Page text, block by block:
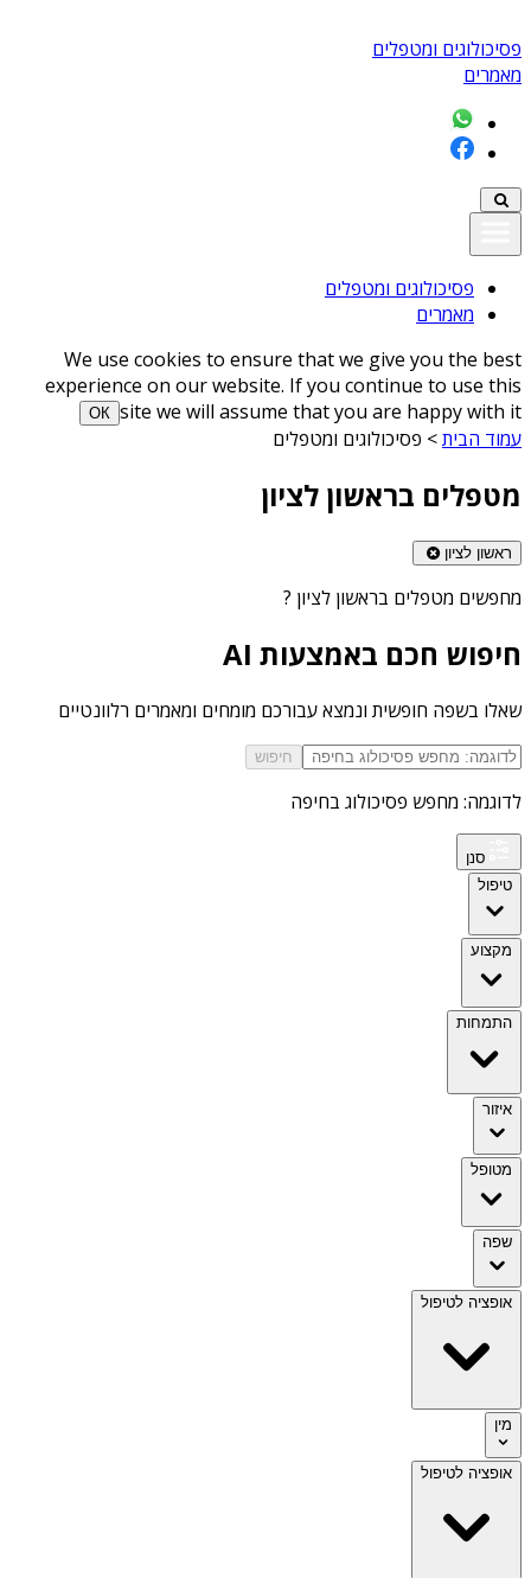
פסיכולוגים ומטפלים
מאמרים
פסיכולוגים ומטפלים
מאמרים
We use cookies to ensure that we give you the best
experience on our website. If you continue to use this
site we will assume that you are happy with it
ОК
עמוד הבית> פסיכולוגים ומטפלים
מטפלים בראשון לציון
ראשון לציון
מחפשים מטפלים בראשון לציון ?
חיפוש חכם באמצעות AI
שאלו בשפה חופשית ונמצא עבורכם מומחים ומאמרים רלוונטיים
חיפוש
לדוגמה: מחפש פסיכולוג בחיפה
סנן
טיפול
מקצוע
התמחות
איזור
מטופל
שפה
אופציה לטיפול
מין
אופציה לטיפול